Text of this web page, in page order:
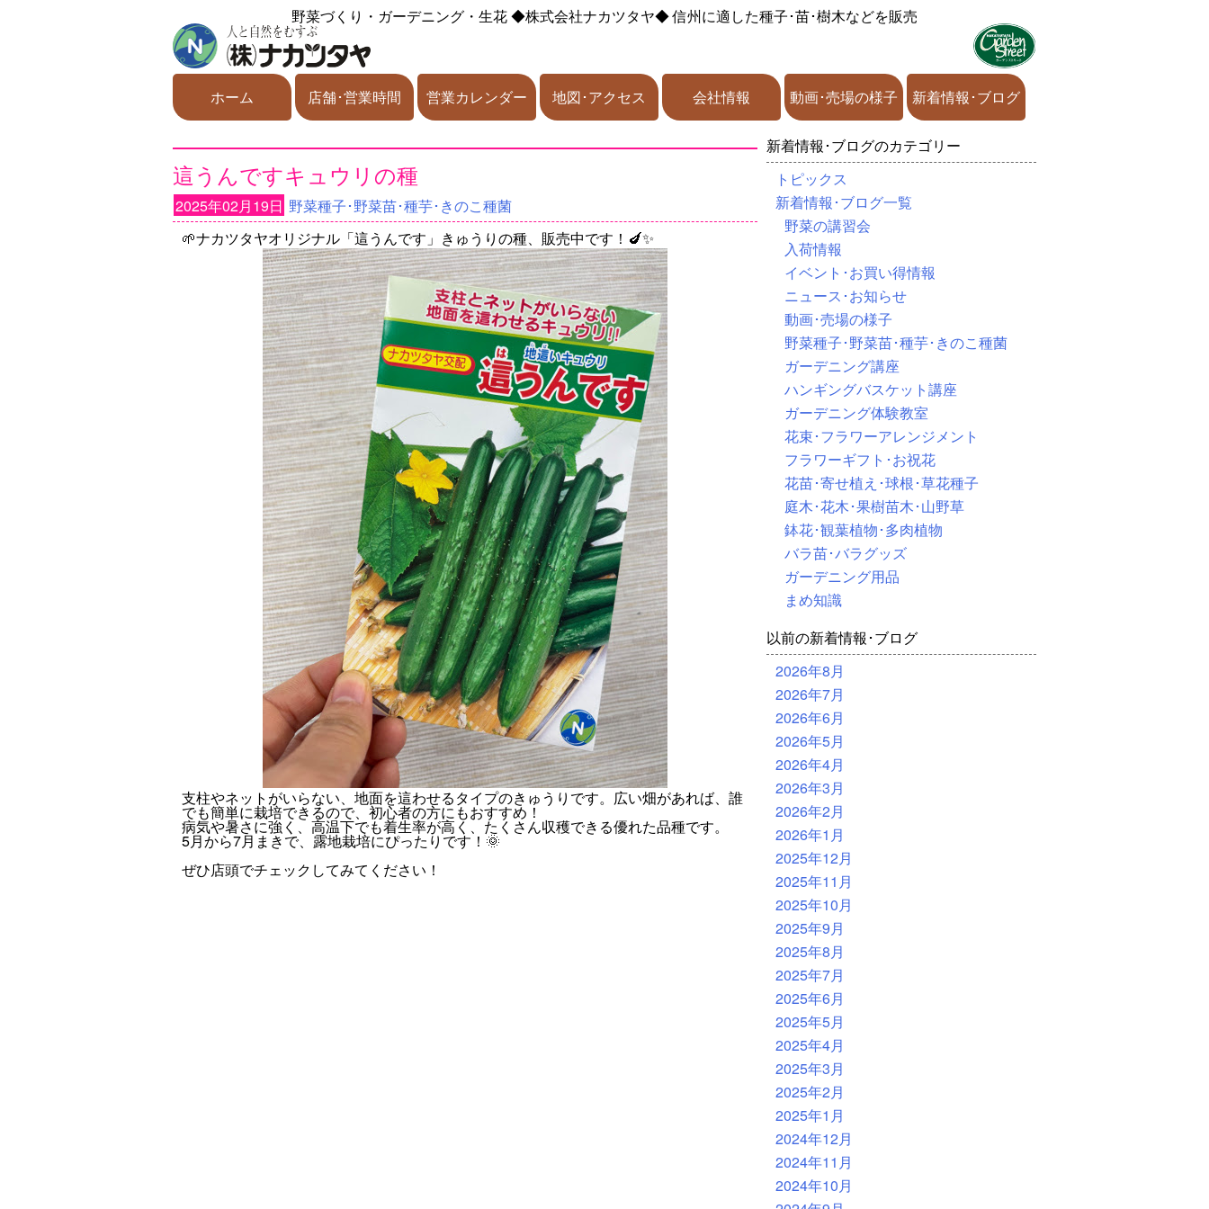
野菜づくり・ガーデニング・生花◆株式会社ナカツタヤ◆信州に適した種子･苗･樹木などを販売
ホーム 店舗･営業時間 営業カレンダー 地図･アクセス 会社情報 動画･売場の様子 新着情報･ブログ
這うんですキュウリの種
2025年02月19日 野菜種子･野菜苗･種芋･きのこ種菌
🌱ナカツタヤオリジナル「這うんです」きゅうりの種、販売中です！🍆✨
支柱やネットがいらない、地面を這わせるタイプのきゅうりです。広い畑があれば、誰
でも簡単に栽培できるので、初心者の方にもおすすめ！
病気や暑さに強く、高温下でも着生率が高く、たくさん収穫できる優れた品種です。
5月から7月まきで、露地栽培にぴったりです！🌞
ぜひ店頭でチェックしてみてください！
新着情報･ブログのカテゴリー
トピックス
新着情報･ブログ一覧
野菜の講習会
入荷情報
イベント･お買い得情報
ニュース･お知らせ
動画･売場の様子
野菜種子･野菜苗･種芋･きのこ種菌
ガーデニング講座
ハンギングバスケット講座
ガーデニング体験教室
花束･フラワーアレンジメント
フラワーギフト･お祝花
花苗･寄せ植え･球根･草花種子
庭木･花木･果樹苗木･山野草
鉢花･観葉植物･多肉植物
バラ苗･バラグッズ
ガーデニング用品
まめ知識
以前の新着情報･ブログ
2026年8月
2026年7月
2026年6月
2026年5月
2026年4月
2026年3月
2026年2月
2026年1月
2025年12月
2025年11月
2025年10月
2025年9月
2025年8月
2025年7月
2025年6月
2025年5月
2025年4月
2025年3月
2025年2月
2025年1月
2024年12月
2024年11月
2024年10月